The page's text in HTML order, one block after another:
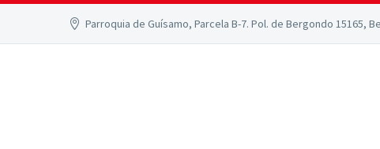
Parroquia de Guísamo, Parcela B-7. Pol. de Bergondo 15165,